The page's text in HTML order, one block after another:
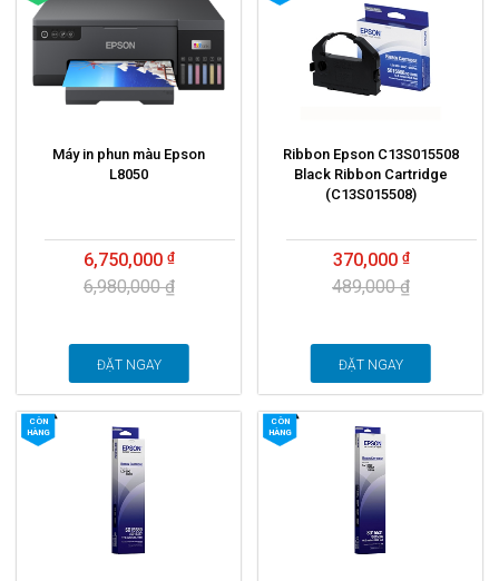
Máy in phun màu Epson
L8050
6,750,000
6,980,000 ₫
ĐẶT NGAY
Ribbon Epson C13S015508
Black Ribbon Cartridge
(C13S015508)
370,000
489,000 ₫
ĐẶT NGAY
CÒN
HÀNG
CÒN
HÀNG